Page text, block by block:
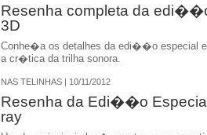
Resenha completa da
3D
Conhe�a os detalhes da edi��o especial
a cr�tica da trilha sonora.
NAS TELINHAS | 10/11/2012
Resenha da Edi��o
ray